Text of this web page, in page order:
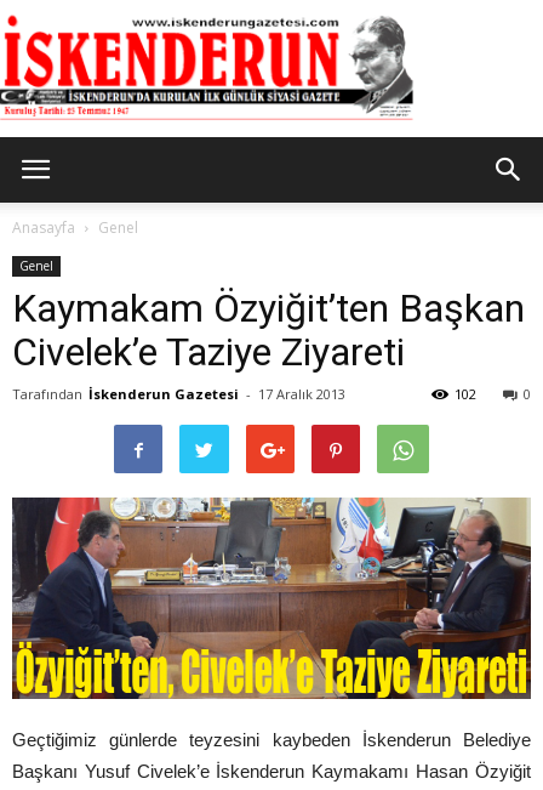
Gazetesi
Anasayfa Genel
Genel
Kaymakam Özyiğit’ten Başkan
Civelek’e Taziye Ziyareti
Tarafından İskenderun Gazetesi - 17 Aralık 2013 0
102
Geçtiğimiz günlerde teyzesini kaybeden İskenderun Belediye
Başkanı Yusuf Civelek’e İskenderun Kaymakamı Hasan Özyiğit